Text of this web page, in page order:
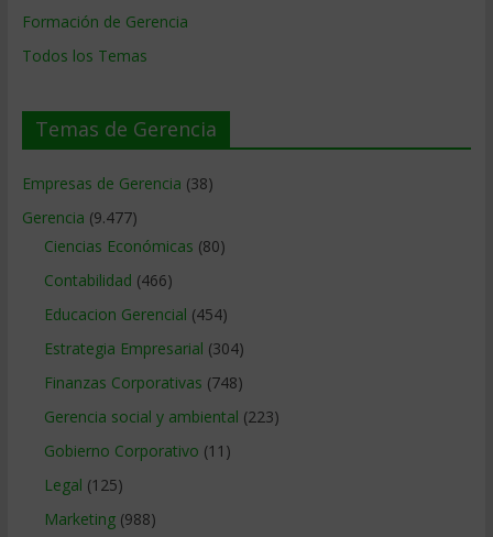
Formación de Gerencia
Todos los Temas
Temas de Gerencia
Empresas de Gerencia (38)
Gerencia (9.477)
Ciencias Económicas (80)
Contabilidad (466)
Educacion Gerencial (454)
Estrategia Empresarial (304)
Finanzas Corporativas (748)
Gerencia social y ambiental (223)
Gobierno Corporativo (11)
Legal (125)
Marketing(988)